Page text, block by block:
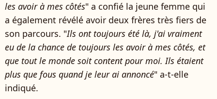
les avoir à mes côtés" a confié la jeune femme qui
a également révélé avoir deux frères très fiers de
son parcours. "Ils ont toujours été là, j'ai vraiment
eu de la chance de toujours les avoir à mes côtés, et
que tout le monde soit content pour moi. Ils étaient
plus que fous quand je leur ai annoncé" a-t-elle
indiqué.